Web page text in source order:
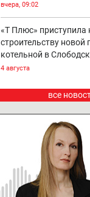
вчера, 09:02
«Т Плюс» приступила
строительству новой
котельной в
4 августа
все